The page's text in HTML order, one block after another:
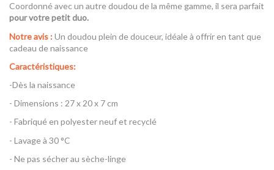
Coordonné avec un autre doudou de la même gamme, il sera parfait
pour votre petit duo.
Notre avis :Un doudou plein de douceur, idéale à offrir en tant que
cadeau de naissance
Caractéristiques:
-Dès la naissance
- Dimensions : 27 x 20 x 7 cm
- Fabriqué en polyester neuf et recyclé
- Lavage à 30 °C
- Ne pas sécher au sèche-linge